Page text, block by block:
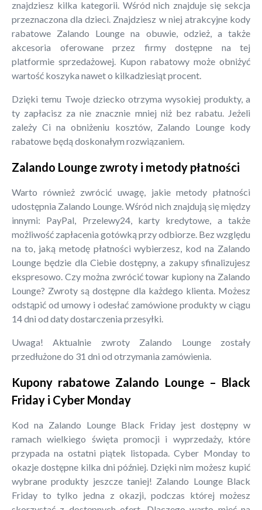
znajdziesz kilka kategorii. Wśród nich znajduje się sekcja
przeznaczona dla dzieci. Znajdziesz w niej atrakcyjne kody
rabatowe Zalando Lounge na obuwie, odzież, a także
akcesoria oferowane przez firmy dostępne na tej
platformie sprzedażowej. Kupon rabatowy może obniżyć
wartość koszyka nawet o kilkadziesiąt procent.
Dzięki temu Twoje dziecko otrzyma wysokiej produkty, a
ty zapłacisz za nie znacznie mniej niż bez rabatu. Jeżeli
zależy Ci na obniżeniu kosztów, Zalando Lounge kody
rabatowe będą doskonałym rozwiązaniem.
Zalando Lounge zwroty i metody płatności
Warto również zwrócić uwagę, jakie metody płatności
udostępnia Zalando Lounge. Wśród nich znajdują się między
innymi: PayPal, Przelewy24, karty kredytowe, a także
możliwość zapłacenia gotówką przy odbiorze. Bez względu
na to, jaką metodę płatności wybierzesz, kod na Zalando
Lounge będzie dla Ciebie dostępny, a zakupy sfinalizujesz
ekspresowo. Czy można zwrócić towar kupiony na Zalando
Lounge? Zwroty są dostępne dla każdego klienta. Możesz
odstąpić od umowy i odesłać zamówione produkty w ciągu
14 dni od daty dostarczenia przesyłki.
Uwaga! Aktualnie zwroty Zalando Lounge zostały
przedłużone do 31 dni od otrzymania zamówienia.
Kupony rabatowe Zalando Lounge – Black
Friday i Cyber Monday
Kod na Zalando Lounge Black Friday jest dostępny w
ramach wielkiego święta promocji i wyprzedaży, które
przypada na ostatni piątek listopada. Cyber Monday to
okazje dostępne kilka dni później. Dzięki nim możesz kupić
wybrane produkty jeszcze taniej! Zalando Lounge Black
Friday to tylko jedna z okazji, podczas której możesz